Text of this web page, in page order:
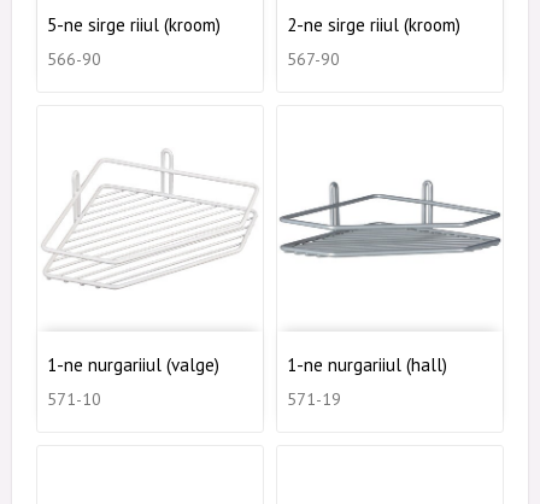
5-ne sirge riiul (kroom)
566-90
2-ne sirge riiul (kroom)
567-90
1-ne nurgariiul (valge)
571-10
1-ne nurgariiul (hall)
571-19